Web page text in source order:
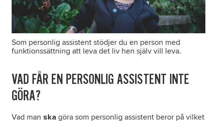
Som personlig assistent stödjer du en person med
funktionssättning att leva det liv hen själv vill leva.
VAD FÅR EN PERSONLIG ASSISTENT INTE
GÖRA?
Vad man ska göra som personlig assistent beror på vilket